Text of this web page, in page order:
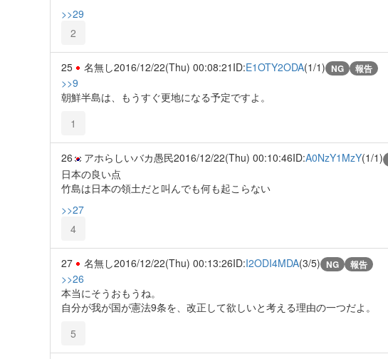
>>29
2
25 名無し2016/12/22(Thu) 00:08:21 ID:E1OTY2ODA(1/1) NG 報告
>>9
朝鮮半島は、もうすぐ更地になる予定ですよ。
1
26 アホらしいバカ愚民2016/12/22(Thu) 00:10:46ID:A0NzY1MzY(1/1)
日本の良い点
竹島は日本の領土だと叫んでも何も起こらない
>>27
4
27 名無し2016/12/22(Thu) 00:13:26ID:I2ODI4MDA(3/5) NG 報告
>>26
本当にそうおもうね。
自分が我が国が憲法9条を、改正して欲しいと考える理由の一つだよ。
5